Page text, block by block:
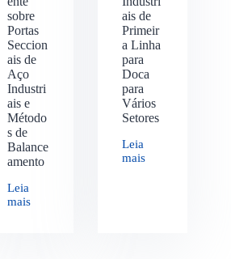
sobre
Portas
Seccion
ais de
Aço
Industri
ais e
Método
s de
Balance
amento
Leia
mais
ais de
Primeir
a Linha
para
Doca
para
Vários
Setores
Leia
mais